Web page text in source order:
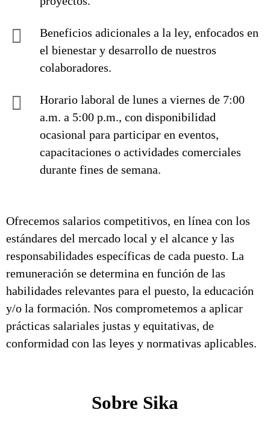
Beneficios adicionales a la ley, enfocados en
el bienestar y desarrollo de nuestros
colaboradores.
Horario laboral de lunes a viernes de 7:00
a.m. a 5:00 p.m., con disponibilidad
ocasional para participar en eventos,
capacitaciones o actividades comerciales
durante fines de semana.
Ofrecemos salarios competitivos, en línea con los
estándares del mercado local y el alcance y las
responsabilidades específicas de cada puesto. La
remuneración se determina en función de las
habilidades relevantes para el puesto, la educación
y/o la formación. Nos comprometemos a aplicar
prácticas salariales justas y equitativas, de
conformidad con las leyes y normativas aplicables.
Sobre Sika